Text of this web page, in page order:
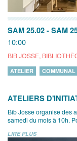
SAM 25.02 - SAM
10:00
BIB JOSSE,
ATELIER COMMUNAL
ATELIERS
Bib Josse organise des
samedi du mois à 10h.
LIRE PLUS